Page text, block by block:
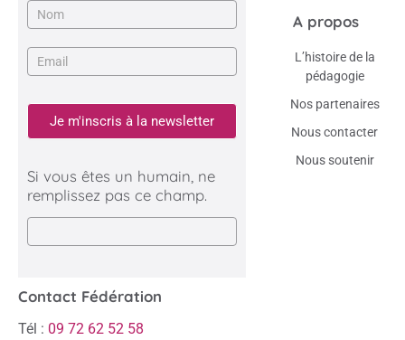
Je m'inscris à la newsletter
Si vous êtes un humain, ne
remplissez pas ce champ.
A propos
L’histoire de la
pédagogie
Nos partenaires
Nous contacter
Nous soutenir
Contact Fédération
Tél : 09 72 62 52 58